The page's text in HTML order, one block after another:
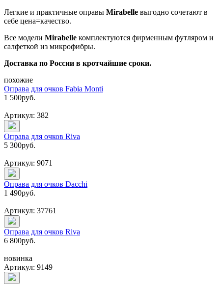
Легкие и практичные оправы Mirabelle выгодно сочетают в
себе цена=качество.
Все модели Mirabelle комплектуются фирменным футляром и
салфеткой из микрофибры.
Доставка по России в кротчайшие сроки.
похожие
Оправа для очков Fabia Monti
1 500руб.
Артикул: 382
Оправа для очков Riva
5 300руб.
Артикул: 9071
Оправа для очков Dacchi
1 490руб.
Артикул: 37761
Оправа для очков Riva
6 800руб.
новинка
Артикул: 9149